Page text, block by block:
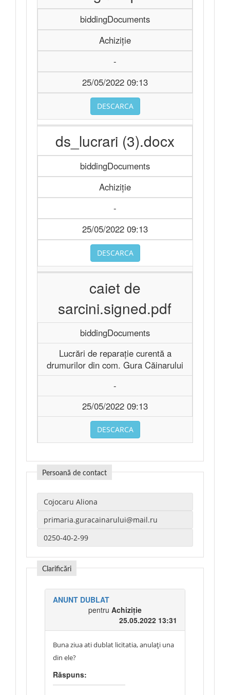
biddingDocuments
Achiziție
-
25/05/2022 09:13
DESCARCA
ds_lucrari (3).docx
biddingDocuments
Achiziție
-
25/05/2022 09:13
DESCARCA
caiet de
sarcini.signed.pdf
biddingDocuments
Lucrări de reparație curentă a
drumurilor din com. Gura Căinarului
-
25/05/2022 09:13
DESCARCA
Persoană de contact
Clarificări
ANUNT DUBLAT
pentru Achiziție
25.05.2022 13:31
Buna ziua ati dublat licitatia, anulați una
din ele?
Răspuns: